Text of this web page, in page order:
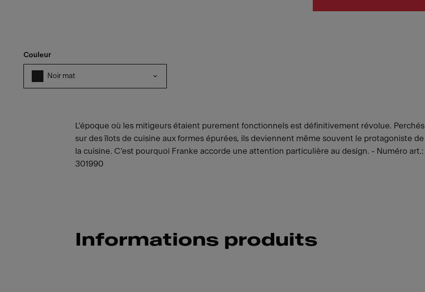
Couleur
Noir mat
L’époque où les mitigeurs étaient purement fonctionnels est définitivement révolue. Perchés
sur des îlots de cuisine aux formes épurées, ils deviennent même souvent le protagoniste de
la cuisine. C’est pourquoi Franke accorde une attention particulière au design. - Numéro art.:
301990
Informations produits